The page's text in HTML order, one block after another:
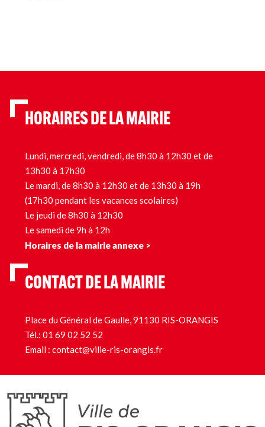
HORAIRES DE LA MAIRIE
Lundi, mercredi, vendredi, de 8h30 à 12h30 et de
13h30 à 17h30
Le mardi, de 8h30 à 12h30 et de 13h30 à 19h
(17h30 pendant les vacances scolaires)
Le jeudi de 8h30 à 12h30
Le samedi de 9h à 12h
Horaires de la mairie annexe >
CONTACT DE LA MAIRIE
Place du Général de Gaulle, 91130 RIS-ORANGIS
Tél.: 01 69 02 52 52
Email : contact@ville-ris-orangis.fr